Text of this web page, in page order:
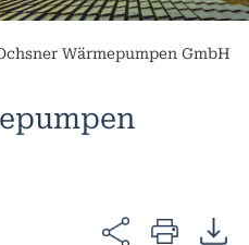
Wärmepumpen GmbH